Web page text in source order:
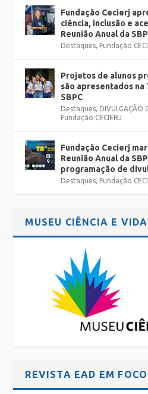
Fundação Cecierj
ciência, inclusão e
Reunião Anual da
Destaques, Fundação
Projetos de alunos
são apresentados na
SBPC
Destaques, DIVULGAÇÃO
Fundação CECIERJ
Fundação Cecierj
Reunião Anual da
programação de
Destaques, Fundação
MUSEU CIÊNCIA E VIDA
REVISTA EAD EM FOCO